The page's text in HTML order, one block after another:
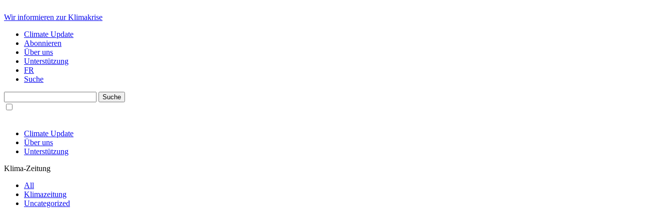
Wir informieren zur Klimakrise
Climate Update
Abonnieren
Über uns
Unterstützung
FR
Suche
Climate Update
Über uns
Unterstützung
Klima-Zeitung
All
Klimazeitung
Uncategorized